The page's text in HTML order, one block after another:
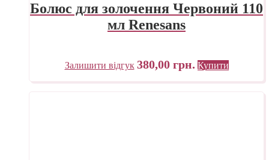
Болюс для золочення Червоний 110
мл Renesans
Залишити відгук 380,00 грн. Купити